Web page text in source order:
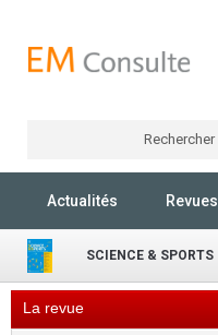
Rechercher
Actualités Revues
SCIENCE & SPORTS
La revue